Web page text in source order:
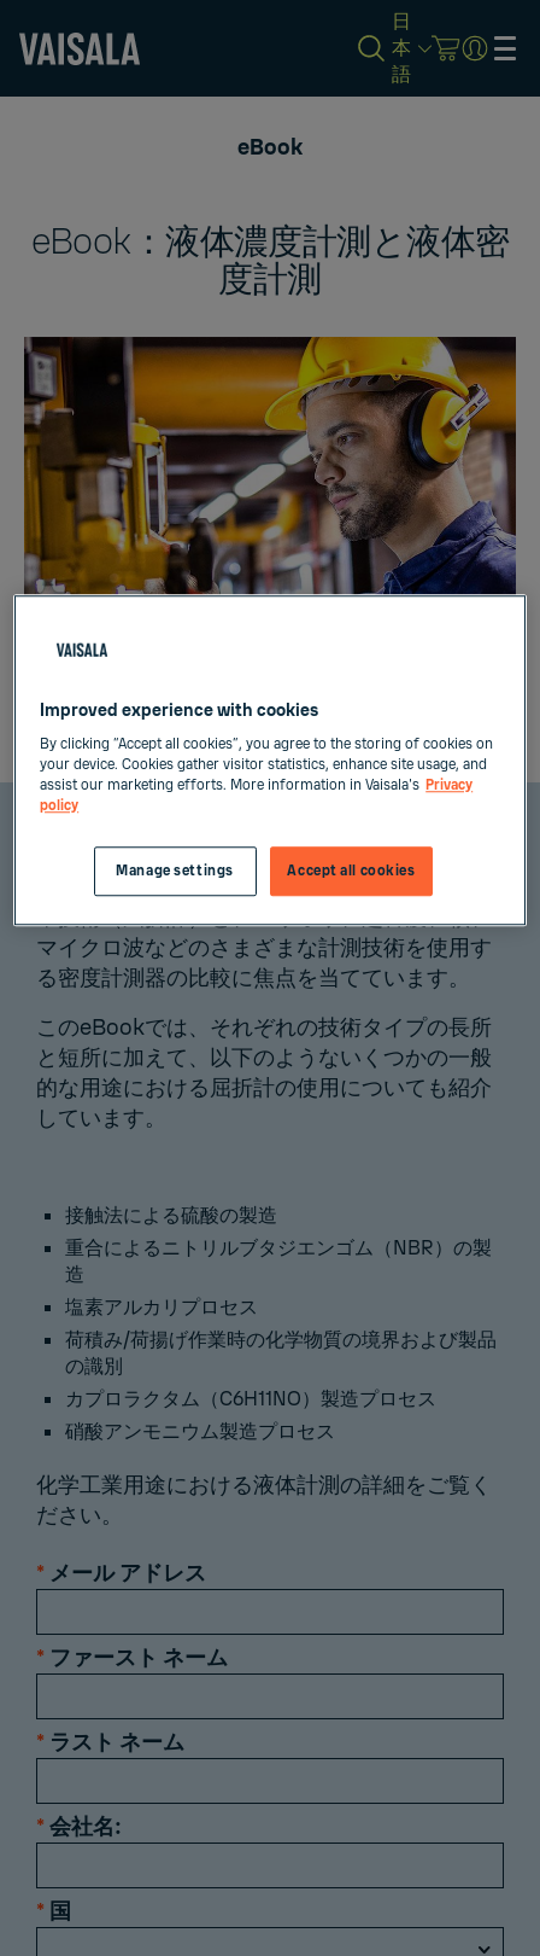
日
本
語
eBook
eBook：液体濃度計測と液体密
度計測
工業化学用途において液体濃度を計測する一般的
な方法
このeBookは、工業化学用途で使用される液体
濃度を計測する2つの一般的な方法である、屈折
率技術（屈折計）と、コリオリ、超音波、核、
マイクロ波などのさまざまな計測技術を使用す
る密度計測器の比較に焦点を当てています。
このeBookでは、それぞれの技術タイプの長所
と短所に加えて、以下のようないくつかの一般
的な用途における屈折計の使用についても紹介
しています。
接触法による硫酸の製造
重合によるニトリルブタジエンゴム（NBR）の製
造
塩素アルカリプロセス
荷積み/荷揚げ作業時の化学物質の境界および製品
の識別
カプロラクタム（C6H11NO）製造プロセス
硝酸アンモニウム製造プロセス
化学工業用途における液体計測の詳細をご覧く
ださい。
* メール アドレス
* ファースト ネーム
* ラスト ネーム
* 会社名:
* 国
Improved experience with cookies
By clicking “Accept all cookies”, you agree to the storing of cookies on
your device. Cookies gather visitor statistics, enhance site usage, and
assist our marketing efforts. More information in Vaisala's Privacy
policy
Accept all cookies
Manage settings